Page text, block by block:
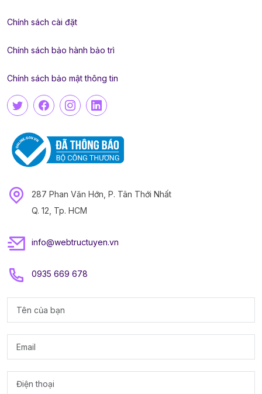
Chính sách cài đặt
Chính sách bảo hành bảo trì
Chính sách bảo mật thông tin
287 Phan Văn Hớn, P. Tân Thới Nhất
Q. 12, Tp. HCM
info@webtructuyen.vn
0935 669 678